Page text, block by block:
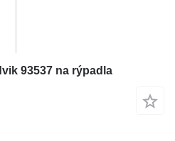
93537 na rýpadla